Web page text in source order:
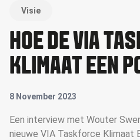
Visie
HOE DE VIA
KLIMAAT EEN
VERANDERING
BRENGEN
8 November 2023
Een interview met Wouter
nieuwe VIA Taskforce Klimaat